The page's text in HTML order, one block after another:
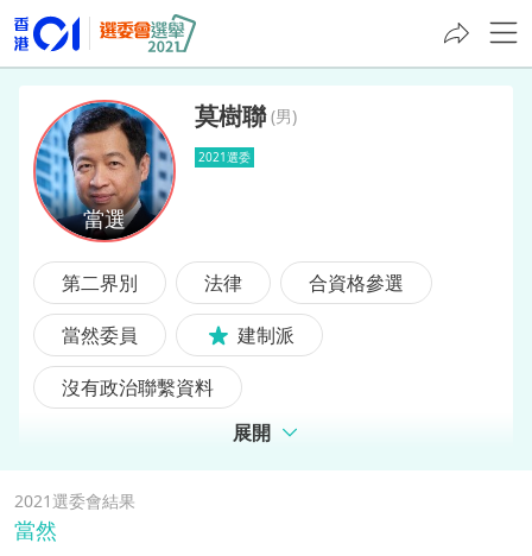
莫樹聯
莫樹聯 (男)
2021選委
第二界別 法律
合資格參選
當然委員
建制派
沒有政治聯繫資料
展開
2021選委會結果
當然